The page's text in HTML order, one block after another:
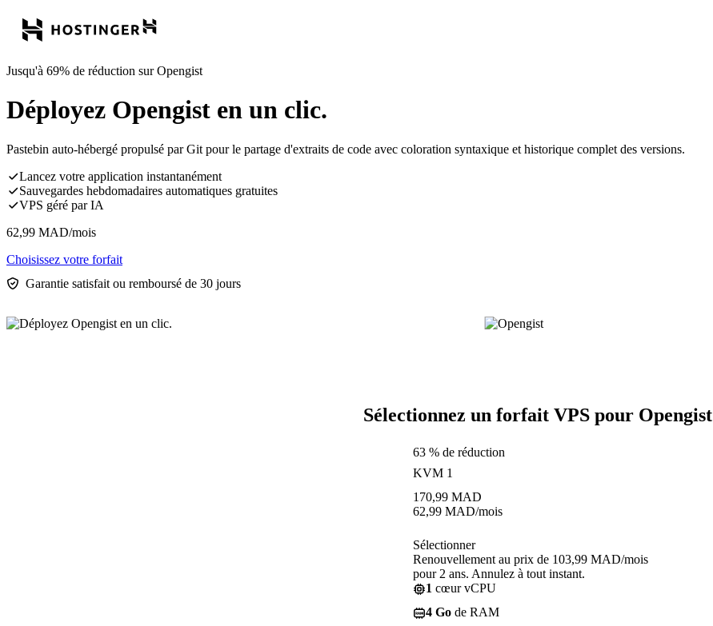
Jusqu'à 69% de réduction sur Opengist
Déployez Opengist en un clic.
Pastebin auto-hébergé propulsé par Git pour le partage d'extraits de code avec coloration syntaxique et historique complet des versions.
Lancez votre application instantanément
Sauvegardes hebdomadaires automatiques gratuites
VPS géré par IA
62,99 MAD/mois
Choisissez votre forfait
Garantie satisfait ou remboursé de 30 jours
Sélectionnez un forfait VPS pour Opengist
63 % de réduction
KVM 1
170,99 MAD
62,99 MAD/mois
Sélectionner
Renouvellement au prix de 103,99 MAD/mois
pour 2 ans. Annulez à tout instant.
1 cœur vCPU
4 Go de RAM